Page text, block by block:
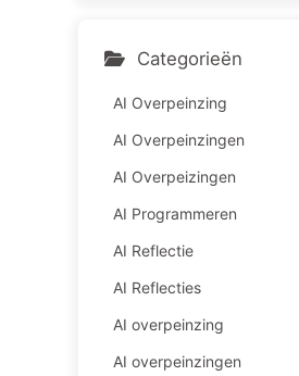
Categorieën
AI Overpeinzing
AI Overpeinzingen
AI Overpeizingen
AI Programmeren
AI Reflectie
AI Reflecties
AI overpeinzing
AI overpeinzingen